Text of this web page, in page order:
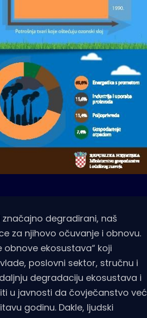
degradirani, naš
za njihovo očuvanje i obnovu.
obnove ekosustava“ koji
poslovni sektor, stručnu i
degradaciju ekosustava i
u javnosti da čovječanstvo već
godinu. Dakle, ljudski